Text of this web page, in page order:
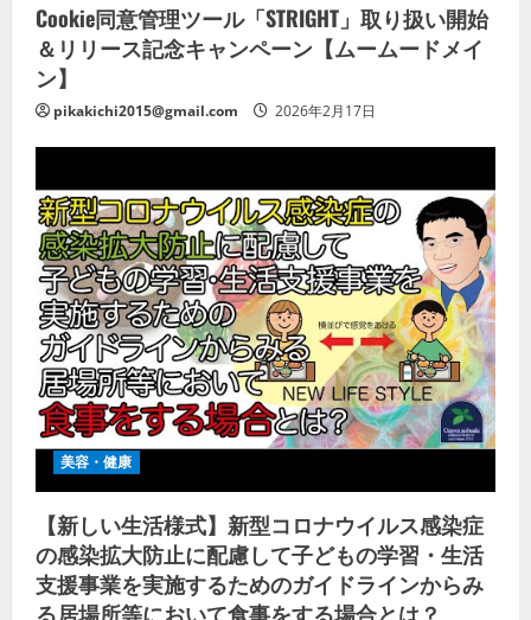
Cookie同意管理ツール「STRIGHT」取り扱い開始
＆リリース記念キャンペーン【ムームードメイ
ン】
pikakichi2015@gmail.com 2026年2月17日
美容・健康
【新しい生活様式】新型コロナウイルス感染症
の感染拡大防止に配慮して子どもの学習・生活
支援事業を実施するためのガイドラインからみ
る居場所等において食事をする場合とは？